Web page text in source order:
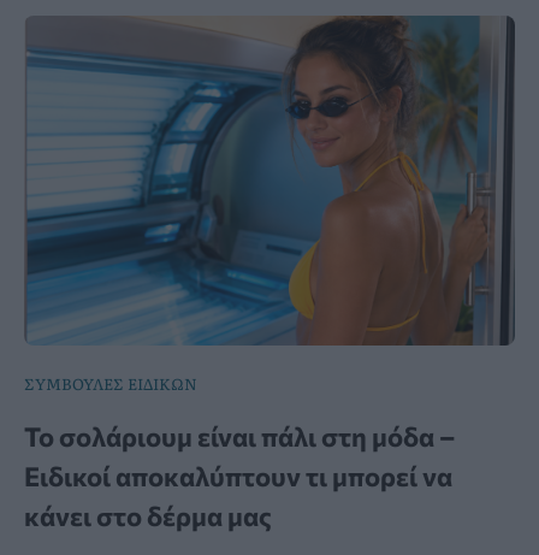
ΣΥΜΒΟΥΛΕΣ ΕΙΔΙΚΩΝ
Το σολάριουμ είναι πάλι στη μόδα –
Ειδικοί αποκαλύπτουν τι μπορεί να
κάνει στο δέρμα μας